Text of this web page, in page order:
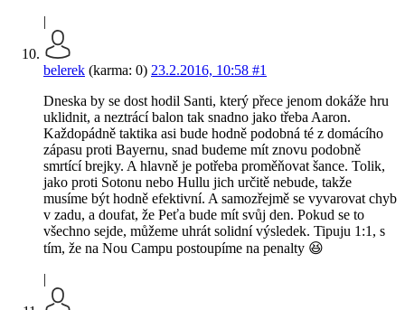
|
belerek (karma: 0) 23.2.2016, 10:58 #1
Dneska by se dost hodil Santi, který přece jenom dokáže hru
uklidnit, a neztrácí balon tak snadno jako třeba Aaron.
Každopádně taktika asi bude hodně podobná té z domácího
zápasu proti Bayernu, snad budeme mít znovu podobně
smrtící brejky. A hlavně je potřeba proměňovat šance. Tolik,
jako proti Sotonu nebo Hullu jich určitě nebude, takže
musíme být hodně efektivní. A samozřejmě se vyvarovat chyb
v zadu, a doufat, že Peťa bude mít svůj den. Pokud se to
všechno sejde, můžeme uhrát solidní výsledek. Tipuju 1:1, s
tím, že na Nou Campu postoupíme na penalty 😆
|